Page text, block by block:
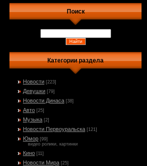
Поиск
Категории раздела
Новости [223]
Девушки [79]
Новости Динаса [38]
Авто [25]
Музыка [2]
Новости Первоуральска [121]
Юмор [99]
видео ролики, картинки
Кино [11]
Новости Мира [25]